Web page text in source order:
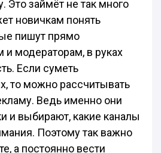
Это займёт не так много
новичкам понять
пишут прямо
и модераторам, в руках
Если суметь
то можно рассчитывать
Ведь именно они
и выбирают, какие каналы
Поэтому так важно
а постоянно вести